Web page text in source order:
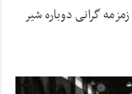
گرانی دوباره شیر